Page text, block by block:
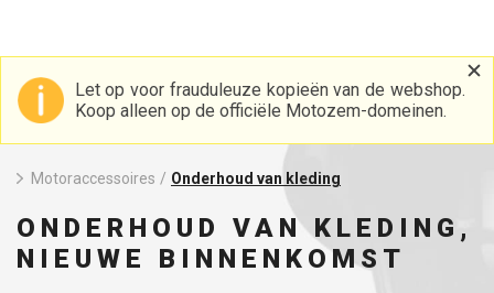
Let op voor frauduleuze kopieën van de webshop.
Koop alleen op de officiële Motozem-domeinen.
Motoraccessoires / Onderhoud van kleding
ONDERHOUD VAN KLEDING,
NIEUWE BINNENKOMST